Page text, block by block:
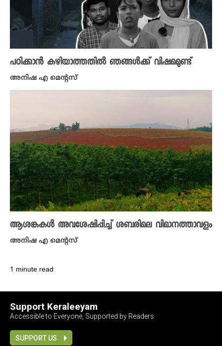
പഠിക്കാൻ കഴിയാത്തതിൽ ഞങ്ങൾക്ക് വിഷമമുണ്ട്
അനിഷ എ മെന്റസ്
ആശങ്കകൾ അവശേഷിപ്പിച്ച് ശബരിമല വിമാനത്താവളം
അനിഷ എ മെന്റസ്
1 minute read
Support Keraleeyam
Accessible to Everyone, Supported by Readers
SUPPORT US